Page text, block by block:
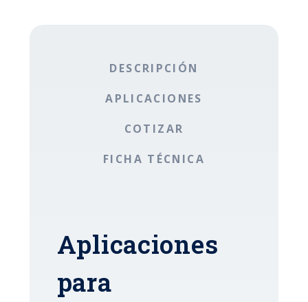
DESCRIPCIÓN
APLICACIONES
COTIZAR
FICHA TÉCNICA
Aplicaciones
para